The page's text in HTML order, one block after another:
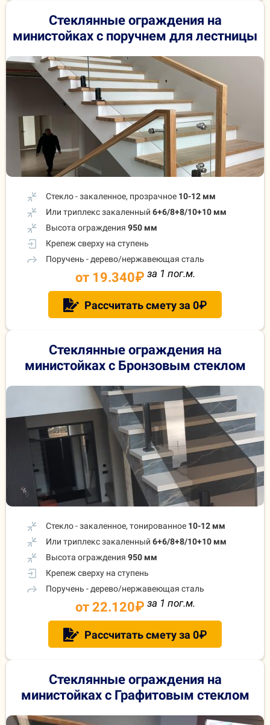
Стеклянные ограждения на
министойках с поручнем для лестницы
Стекло - закаленное, прозрачное 10-12 мм
Или триплекс закаленный 6+6/8+8/10+10 мм
Высота ограждения 950 мм
Крепеж сверху на ступень
Поручень - дерево/нержавеющая сталь
от 19.340₽ за 1 пог.м.
Рассчитать смету за 0₽
Стеклянные ограждения на
министойках с Бронзовым стеклом
Стекло - закаленное, тонированное 10-12 мм
Или триплекс закаленный 6+6/8+8/10+10 мм
Высота ограждения 950 мм
Крепеж сверху на ступень
Поручень - дерево/нержавеющая сталь
от 22.120₽ за 1 пог.м.
Рассчитать смету за 0₽
Стеклянные ограждения на
министойках с Графитовым стеклом